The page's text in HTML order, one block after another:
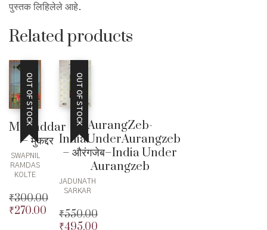
पुस्तक लिहिलेले आहे.
Related products
OUT OF STOCK
Mukaddar
– मुकद्दर
SWAPNIL
RAMDAS
KOLTE
₹300.00
Original
₹270.00
OUT OF STOCK AurangZeb-
IndiaUnderAurangzeb
– औरंगजेब–India Under
Aurangzeb
JADUNATH
SARKAR
₹550.00
Original
₹495.00